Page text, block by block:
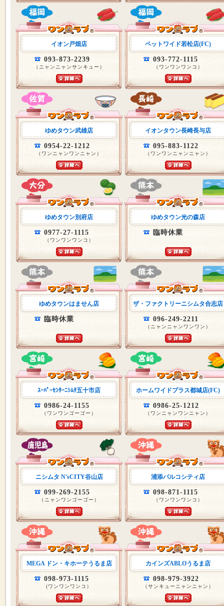
イオン戸畑店
093-873-2239
（ニャンニャンサンキュー）
ペットワイド若松店(FC)
093-772-1115
（ワンワンワンコ）
ゆめタウン武雄店
0954-22-1212
（ワンニャンワンニャン）
イオンタウン長崎長与店
095-883-1122
（ワンワンニャンニャン）
ゆめタウン別府店
0977-27-1115
（ワンワンワンコ）
ゆめタウン光の森店
臨時休業
ゆめタウンはません店
臨時休業
ザ・ファクトリーニシムタ合志店
096-249-2211
（ニャンニャンワンワン）
ｽｰﾊﾟｰｾﾝﾀｰﾆｼﾑﾀ五十市店
0986-24-1155
（ワンワンゴーゴー）
ホームワイドプラス都城店(FC)
0986-25-1212
（ワンニャンワンニャン）
ニシムタ N'sCITY谷山店
099-269-2155
（ニャンワンゴーゴー）
浦添パルコシティ店
098-871-1115
（ワンワンワンコ）
MEGA ドン・キホーテうるま店
098-973-1115
(ワンワンワンコ）
カインズABLOうるま店
098-979-3922
（サンキューニャンニャン）